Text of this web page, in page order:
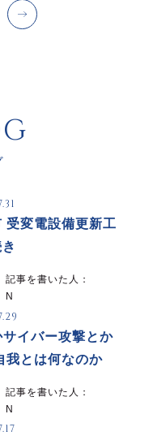
受変電設備更新工
記事を書いた人：
N
サイバー攻撃とか
我とは何なのか
記事を書いた人：
N